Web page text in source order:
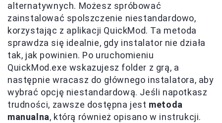
alternatywnych. Możesz spróbować
zainstalować spolszczenie niestandardowo,
korzystając z aplikacji QuickMod. Ta metoda
sprawdza się idealnie, gdy instalator nie działa
tak, jak powinien. Po uruchomieniu
QuickMod.exe wskazujesz folder z grą, a
następnie wracasz do głównego instalatora, aby
wybrać opcję niestandardową. Jeśli napotkasz
trudności, zawsze dostępna jest metoda
manualna, którą również opisano w instrukcji.